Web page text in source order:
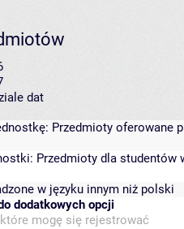
dat
Przedmioty oferowane
Przedmioty dla studentów
w języku innym niż polski
dodatkowych opcji
mogę się rejestrować